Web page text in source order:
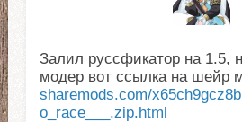
Залил руссфикатор на 1.5,
модер вот ссылка на шейр
sharemods.com/
o_race___.zip.html